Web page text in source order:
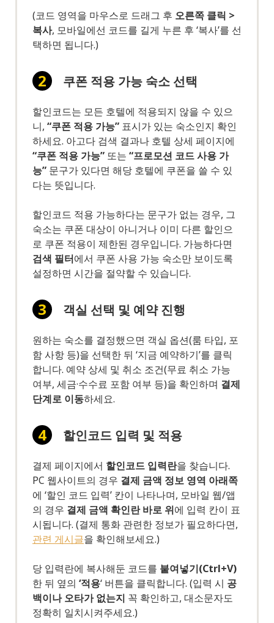
(코드 영역을 마우스로 드래그 후 오른쪽 클릭 >
복사, 모바일에선 코드를 길게 누른 후 ‘복사’를 선
택하면 됩니다.)
쿠폰 적용 가능 숙소 선택
할인코드는 모든 호텔에 적용되지 않을 수 있으
니, “쿠폰 적용 가능” 표시가 있는 숙소인지 확인
하세요. 아고다 검색 결과나 호텔 상세 페이지에
“쿠폰 적용 가능” 또는 “프로모션 코드 사용 가
능” 문구가 있다면 해당 호텔에 쿠폰을 쓸 수 있
다는 뜻입니다.
할인코드 적용 가능하다는 문구가 없는 경우, 그
숙소는 쿠폰 대상이 아니거나 이미 다른 할인으
로 쿠폰 적용이 제한된 경우입니다. 가능하다면
검색 필터에서 쿠폰 사용 가능 숙소만 보이도록
설정하면 시간을 절약할 수 있습니다.
객실 선택 및 예약 진행
원하는 숙소를 결정했으면 객실 옵션(룸 타입, 포
함 사항 등)을 선택한 뒤 ‘지금 예약하기’를 클릭
합니다. 예약 상세 및 취소 조건(무료 취소 가능
여부, 세금·수수료 포함 여부 등)을 확인하며 결제
단계로 이동하세요.
할인코드 입력 및 적용
결제 페이지에서 할인코드 입력란을 찾습니다.
PC 웹사이트의 경우 결제 금액 정보 영역 아래쪽
에 ‘할인 코드 입력’ 칸이 나타나며, 모바일 웹/앱
의 경우 결제 금액 확인란 바로 위에 입력 칸이 표
시됩니다. (결제 통화 관련한 정보가 필요하다면,
관련 게시글을 확인해보세요.)
당 입력란에 복사해둔 코드를 붙여넣기(Ctrl+V)
한 뒤 옆의 ‘적용‘ 버튼을 클릭합니다. (입력 시 공
백이나 오타가 없는지 꼭 확인하고, 대소문자도
정확히 일치시켜주세요.)